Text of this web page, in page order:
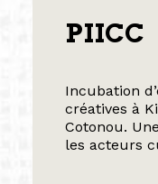
PIICC
Incubation
créatives à
Cotonou.
les acteurs